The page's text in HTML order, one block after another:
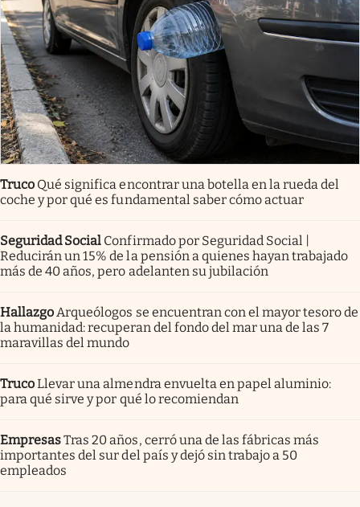
Truco Qué significa encontrar una botella en la rueda del
coche y por qué es fundamental saber cómo actuar
Seguridad Social Confirmado por Seguridad Social |
Reducirán un 15% de la pensión a quienes hayan trabajado
más de 40 años, pero adelanten su jubilación
HallazgoArqueólogos se encuentran con el mayor tesoro de
la humanidad: recuperan del fondo del mar una de las 7
maravillas del mundo
TrucoLlevar una almendra envuelta en papel aluminio:
para qué sirve y por qué lo recomiendan
EmpresasTras 20 años, cerró una de las fábricas más
importantes del sur del país y dejó sin trabajo a 50
empleados